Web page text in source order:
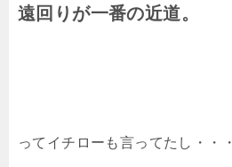
遠回りが一番の近道。
ってイチローも言ってたし・・・